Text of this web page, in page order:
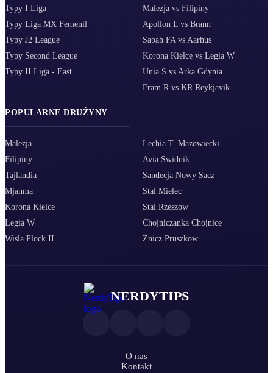
Typy I Liga
Typy Liga MX Femenil
Typy J2 League
Typy Second League
Typy II Liga - East
Malezja vs Filipiny
Apollon L vs Brann
Sabah FA vs Aarhus
Korona Kielce vs Legia W
Unia S vs Arka Gdynia
Fram R vs KR Reykjavik
POPULARNE DRUŻYNY
Malezja
Filipiny
Tajlandia
Mjanma
Korona Kielce
Legia W
Wisla Plock II
Lechia T. Mazowiecki
Avia Swidnik
Sandecja Nowy Sacz
Stal Mielec
Stal Rzeszow
Chojniczanka Chojnice
Znicz Pruszkow
NERDYTIPS
O nas
Kontakt